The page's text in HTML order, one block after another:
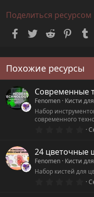
Поделиться ресурсом
Facebook
Twitter Reddit
Похожие ресурсы
Современные
Fenomen Кисти
Набор
современного
0
0
з
в
ё
д
24 цветочные
Fenomen Кисти
Набор кистей для
0